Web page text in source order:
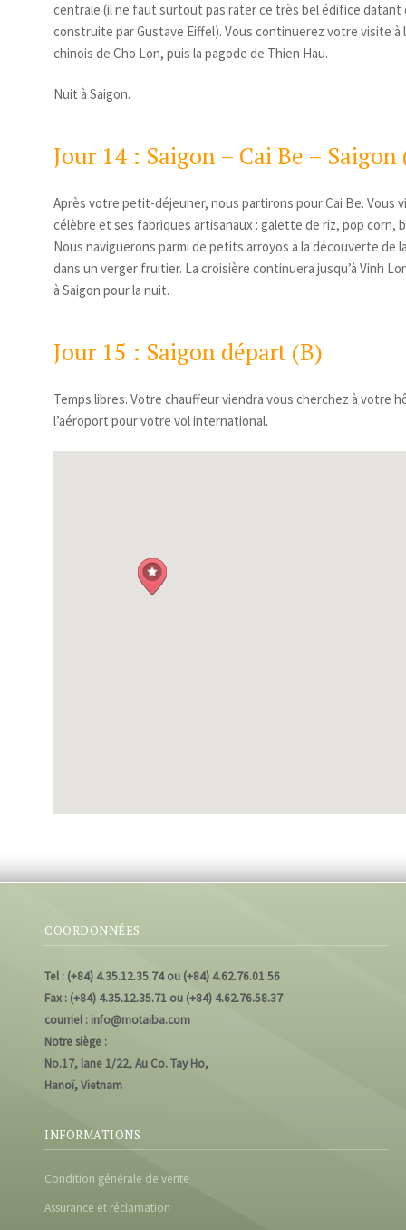
centrale (il ne faut surtout pas rater ce très bel édifice datant
construite par Gustave Eiffel). Vous continuerez votre visite à
chinois de Cho Lon, puis la pagode de Thien Hau.
Nuit à Saigon.
Jour 14 : Saigon – Cai Be – Saigon
Après votre petit-déjeuner, nous partirons pour Cai Be. Vous
célèbre et ses fabriques artisanaux : galette de riz, pop corn,
Nous naviguerons parmi de petits arroyos à la découverte de
dans un verger fruitier. La croisière continuera jusqu’à Vinh
à Saigon pour la nuit.
Jour 15 : Saigon départ (B)
Temps libres. Votre chauffeur viendra vous cherchez à votre
l’aéroport pour votre vol international.
COORDONNÉES
Tel : (+84) 4.35.12.35.74 ou (+84) 4.62.76.01.56
Fax : (+84) 4.35.12.35.71 ou (+84) 4.62.76.58.37
courriel : info@motaiba.com
Notre siège :
No.17, lane 1/22, Au Co. Tay Ho,
Hanoï, Vietnam
INFORMATIONS
Condition générale de vente
Assurance et réclamation